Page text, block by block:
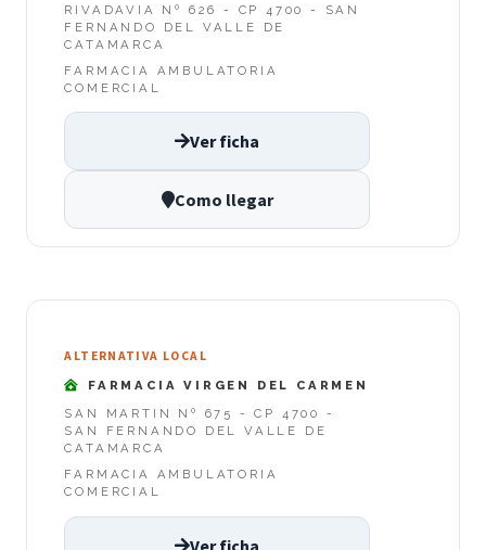
RIVADAVIA Nº 626 - CP 4700 - SAN
FERNANDO DEL VALLE DE
CATAMARCA
FARMACIA AMBULATORIA
COMERCIAL
Ver ficha
Como llegar
ALTERNATIVA LOCAL
FARMACIA VIRGEN DEL CARMEN
SAN MARTIN Nº 675 - CP 4700 -
SAN FERNANDO DEL VALLE DE
CATAMARCA
FARMACIA AMBULATORIA
COMERCIAL
Ver ficha